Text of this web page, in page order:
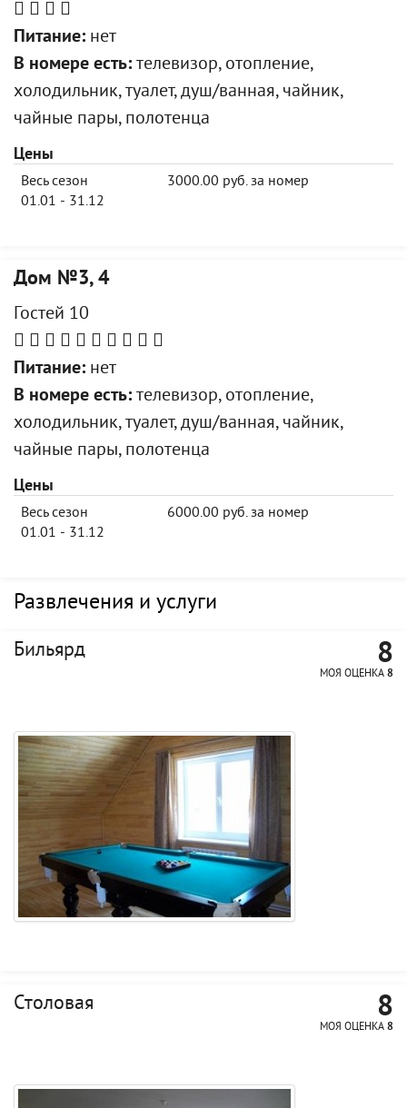
Питание: нет
В номере есть: телевизор, отопление,
холодильник, туалет, душ/ванная, чайник,
чайные пары, полотенца
Цены
Весь сезон
01.01 - 31.12
3000.00 руб. за номер
Дом №3, 4
Гостей 10
Питание: нет
В номере есть: телевизор, отопление,
холодильник, туалет, душ/ванная, чайник,
чайные пары, полотенца
Цены
Весь сезон
01.01 - 31.12
6000.00 руб. за номер
Развлечения и услуги
Бильярд 8
МОЯ ОЦЕНКА 8
Столовая 8
МОЯ ОЦЕНКА 8